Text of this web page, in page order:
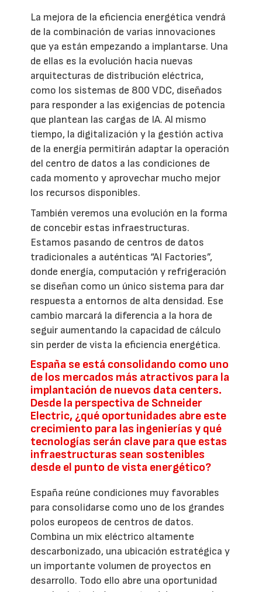
La mejora de la eficiencia energética vendrá
de la combinación de varias innovaciones
que ya están empezando a implantarse. Una
de ellas es la evolución hacia nuevas
arquitecturas de distribución eléctrica,
como los sistemas de 800 VDC, diseñados
para responder a las exigencias de potencia
que plantean las cargas de IA. Al mismo
tiempo, la digitalización y la gestión activa
de la energía permitirán adaptar la operación
del centro de datos a las condiciones de
cada momento y aprovechar mucho mejor
los recursos disponibles.
También veremos una evolución en la forma
de concebir estas infraestructuras.
Estamos pasando de centros de datos
tradicionales a auténticas “AI Factories”,
donde energía, computación y refrigeración
se diseñan como un único sistema para dar
respuesta a entornos de alta densidad. Ese
cambio marcará la diferencia a la hora de
seguir aumentando la capacidad de cálculo
sin perder de vista la eficiencia energética.
España se está consolidando como uno
de los mercados más atractivos para la
implantación de nuevos data centers.
Desde la perspectiva de Schneider
Electric, ¿qué oportunidades abre este
crecimiento para las ingenierías y qué
tecnologías serán clave para que estas
infraestructuras sean sostenibles
desde el punto de vista energético?
España reúne condiciones muy favorables
para consolidarse como uno de los grandes
polos europeos de centros de datos.
Combina un mix eléctrico altamente
descarbonizado, una ubicación estratégica y
un importante volumen de proyectos en
desarrollo. Todo ello abre una oportunidad